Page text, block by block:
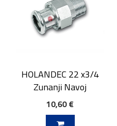
HOLANDEC 22 x3/4
Zunanji Navoj
10,60 €